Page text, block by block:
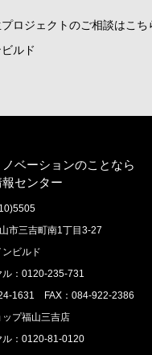
ロジェクトのご相談はこち
ルド
ベーションのことなら
センター
市三吉町南1丁目3-27
ビルド
0120-235-731
FAX：084-922-2386
プ福山三吉店
0120-81-0120